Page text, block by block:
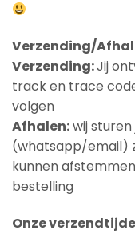
Verzending/
Verzending:Jij
track en trace
volgen
Afhalen:wij
(whatsapp/email)
kunnen
bestelling
Onze